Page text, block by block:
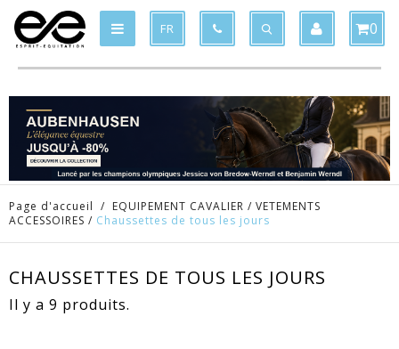
FR 0
Page d'accueil / EQUIPEMENT CAVALIER / VETEMENTS
ACCESSOIRES / Chaussettes de tous les jours
CHAUSSETTES DE TOUS LES JOURS
Il y a 9 produits.
Produit ajouté au panier x
Produit supprimé du panier x